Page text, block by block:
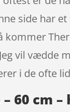
side har
vil vædde
i de ofte
60 cm –